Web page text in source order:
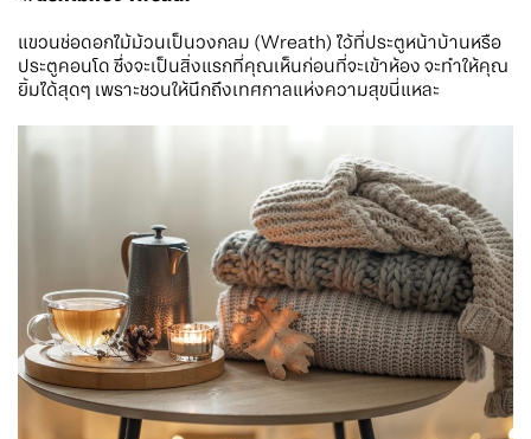
แขวนช่อดอกไม้ม้วนเป็นวงกลม (Wreath) ไว้ที่ประตูหน้าบ้านหรือ
ประตูคอนโด ซึ่งจะเป็นสิ่งแรกที่คุณเห็นก่อนที่จะเข้าห้อง จะทำให้คุณ
ยิ้มได้สุดๆ เพราะชวนให้นึกถึงเทศกาลแห่งความสุขนี่แหละ